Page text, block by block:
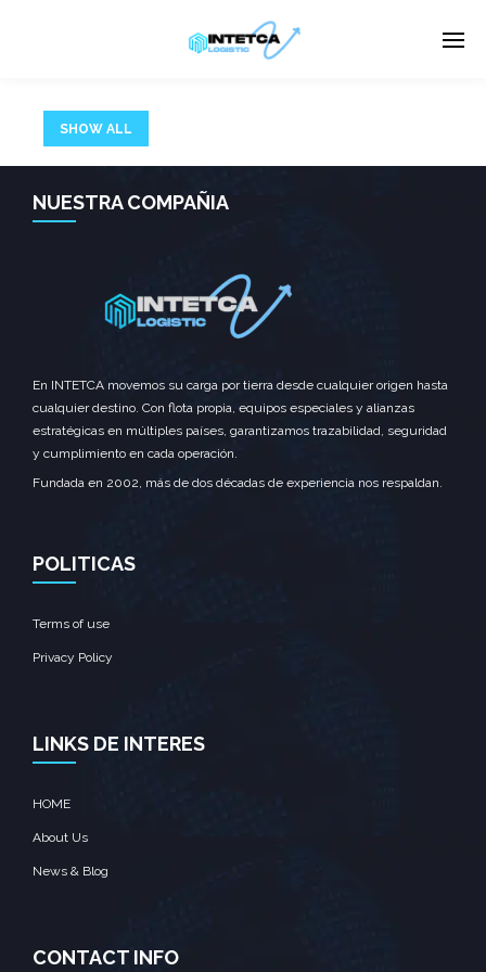
Enter tracking ID
SHOW ALL
We apologize for any inconvenience, please hit back on
NUESTRA COMPAÑIA
En INTETCA movemos su carga por tierra desde cualquier origen hasta
cualquier destino. Con flota propia, equipos especiales y alianzas
estratégicas en múltiples países, garantizamos trazabilidad, seguridad
y cumplimiento en cada operación.
Fundada en 2002, más de dos décadas de experiencia nos respaldan.
POLITICAS
Terms of use
Privacy Policy
LINKS DE INTERES
HOME
About Us
News & Blog
CONTACT INFO